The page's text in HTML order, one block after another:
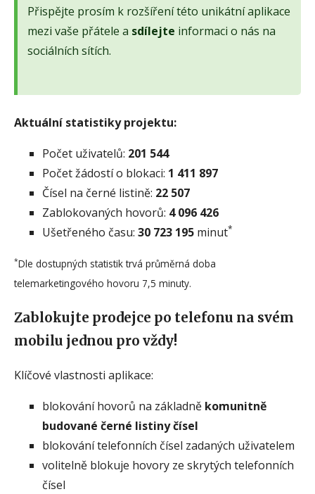
Přispějte prosím k rozšíření této unikátní aplikace
mezi vaše přátele a sdílejte informaci o nás na
sociálních sítích.
Aktuální statistiky projektu:
Počet uživatelů: 201 544
Počet žádostí o blokaci: 1 411 897
Čísel na černé listině: 22 507
Zablokovaných hovorů: 4 096 426
Ušetřeného času: 30 723 195 minut*
*Dle dostupných statistik trvá průměrná doba
telemarketingového hovoru 7,5 minuty.
Zablokujte prodejce po telefonu na svém
mobilu jednou pro vždy!
Klíčové vlastnosti aplikace:
blokování hovorů na základně komunitně
budované černé listiny čísel
blokování telefonních čísel zadaných uživatelem
volitelně blokuje hovory ze skrytých telefonních
čísel